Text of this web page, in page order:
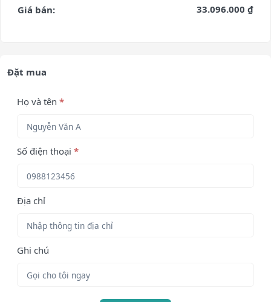
Giá bán: 33.096.000 ₫
Đặt mua
Họ và tên *
Số điện thoại *
Địa chỉ
Ghi chú